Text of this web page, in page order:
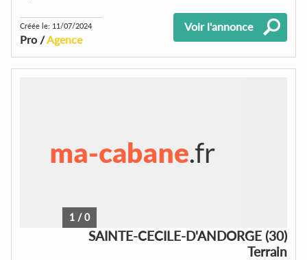
Créée le: 11/07/2024
Pro /Agence
Voir l'annonce
1 /0
SAINTE-CECILE-D'ANDORGE (30)
Terrain